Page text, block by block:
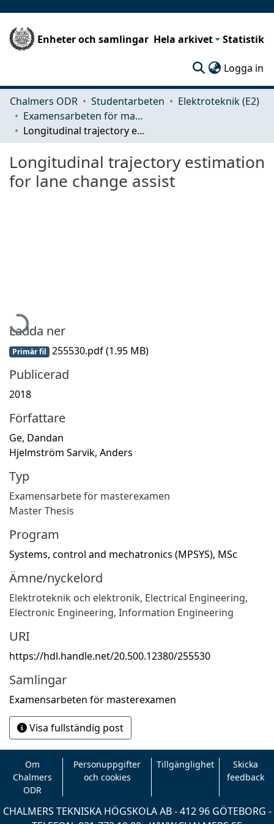
Enheter och samlingar Hela arkivet Statistik
Logga in
Chalmers ODR Studentarbeten
Elektroteknik (E2)
Examensarbeten för masterexamen
Longitudinal trajectory estimation for lane change assist
Longitudinal trajectory estimation
for lane change assist
Hämtar...
Ladda ner
Primär fil 255530.pdf(1.95 MB)
Publicerad
2018
Författare
Ge, Dandan
Hjelmström Sarvik, Anders
Typ
Examensarbete för masterexamen
Master Thesis
Program
Systems, control and mechatronics (MPSYS), MSc
Ämne/nyckelord
Elektroteknik och elektronik, Electrical Engineering,
Electronic Engineering, Information Engineering
URI
https://hdl.handle.net/20.500.12380/255530
Samlingar
Examensarbeten för masterexamen
Visa fullständig post
Om
Chalmers
ODR
Personuppgifter
och cookies
Tillgänglighet
Skicka
feedback
CHALMERS TEKNISKA HÖGSKOLA AB - 412 96 GÖTEBORG -